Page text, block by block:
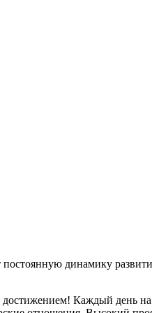
динамику
Каждый день на